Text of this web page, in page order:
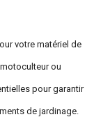
votre matériel de
ou
pour garantir
de jardinage.